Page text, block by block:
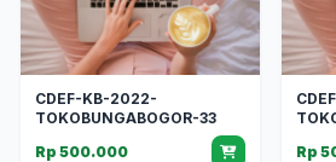
CDEF-KB-2022-
TOKOBUNGABOGOR-33
Rp 500.000
Rp